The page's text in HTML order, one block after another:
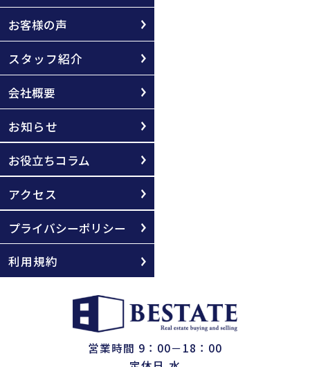
お客様の声
スタッフ紹介
会社概要
お知らせ
お役立ちコラム
アクセス
プライバシーポリシー
利用規約
営業時間 9：00－18：00